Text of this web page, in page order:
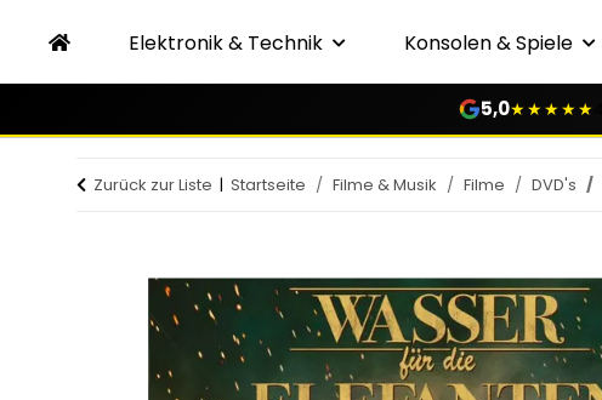
Elektronik & Technik Konsolen & Spiele
5,0★★★★★
Zurück zur Liste Startseite Filme & Musik Filme DVD's